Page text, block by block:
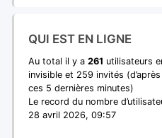
QUI EST EN LIGNE
Au total il y a 261 utilisateurs
invisible et 259 invités
ces 5 dernières minutes)
Le record du nombre
28 avril 2026, 09:57